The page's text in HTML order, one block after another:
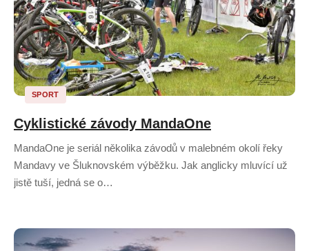
SPORT
Cyklistické závody MandaOne
MandaOne je seriál několika závodů v malebném okolí řeky
Mandavy ve Šluknovském výběžku. Jak anglicky mluvící už
jistě tuší, jedná se o…